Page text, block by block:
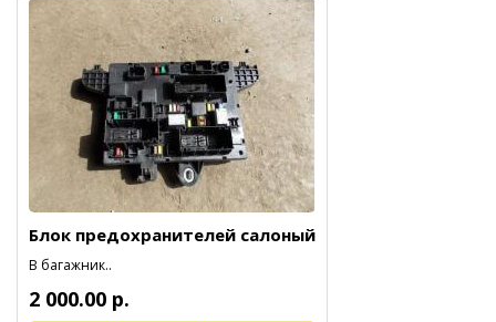
Блок предохранителей салоный
В багажник..
2 000.00 р.